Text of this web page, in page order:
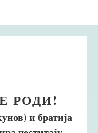
РОДИ!
и братија